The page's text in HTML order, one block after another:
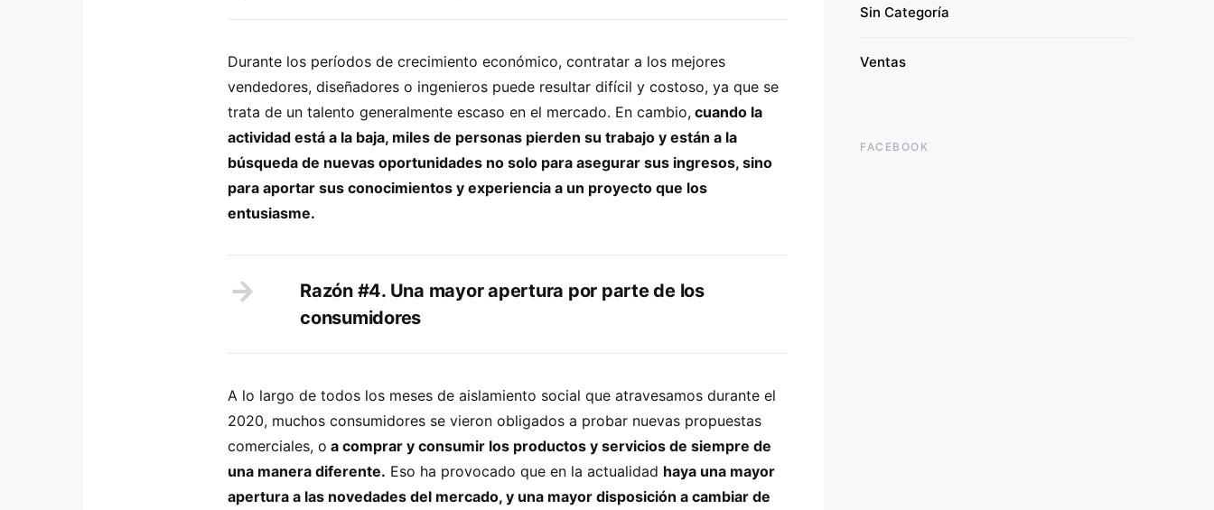
Durante los períodos de crecimiento económico, contratar a los mejores
vendedores, diseñadores o ingenieros puede resultar difícil y costoso, ya que se
trata de un talento generalmente escaso en el mercado. En cambio, cuando la
actividad está a la baja, miles de personas pierden su trabajo y están a la
búsqueda de nuevas oportunidades no solo para asegurar sus ingresos, sino
para aportar sus conocimientos y experiencia a un proyecto que los
entusiasme.
Razón #4. Una mayor apertura por parte de los
consumidores
A lo largo de todos los meses de aislamiento social que atravesamos durante el
2020, muchos consumidores se vieron obligados a probar nuevas propuestas
comerciales, o a comprar y consumir los productos y servicios de siempre de
una manera diferente. Eso ha provocado que en la actualidad haya una mayor
apertura a las novedades del mercado, y una mayor disposición a cambiar de
Sin Categoría
Ventas
FACEBOOK